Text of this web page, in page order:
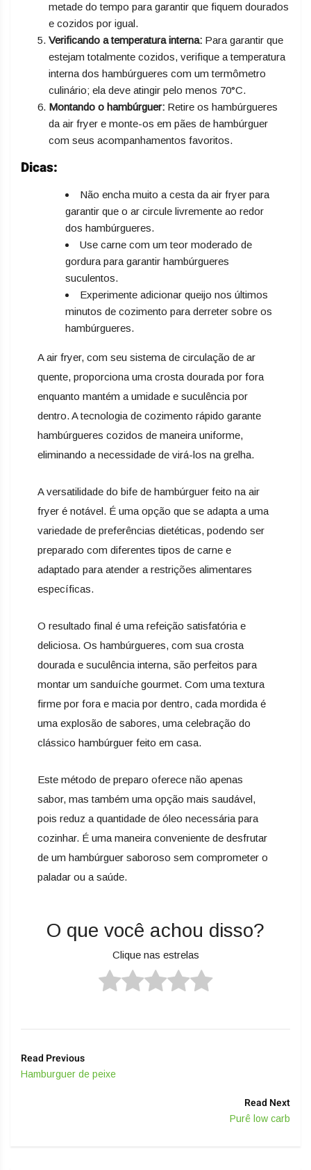
metade do tempo para garantir que fiquem dourados
e cozidos por igual.
Verificando a temperatura interna: Para garantir que
estejam totalmente cozidos, verifique a temperatura
interna dos hambúrgueres com um termômetro
culinário; ela deve atingir pelo menos 70°C.
Montando o hambúrguer: Retire os hambúrgueres
da air fryer e monte-os em pães de hambúrguer
com seus acompanhamentos favoritos.
Dicas:
Não encha muito a cesta da air fryer para
garantir que o ar circule livremente ao redor
dos hambúrgueres.
Use carne com um teor moderado de
gordura para garantir hambúrgueres
suculentos.
Experimente adicionar queijo nos últimos
minutos de cozimento para derreter sobre os
hambúrgueres.
A air fryer, com seu sistema de circulação de ar
quente, proporciona uma crosta dourada por fora
enquanto mantém a umidade e suculência por
dentro. A tecnologia de cozimento rápido garante
hambúrgueres cozidos de maneira uniforme,
eliminando a necessidade de virá-los na grelha.
A versatilidade do bife de hambúrguer feito na air
fryer é notável. É uma opção que se adapta a uma
variedade de preferências dietéticas, podendo ser
preparado com diferentes tipos de carne e
adaptado para atender a restrições alimentares
específicas.
O resultado final é uma refeição satisfatória e
deliciosa. Os hambúrgueres, com sua crosta
dourada e suculência interna, são perfeitos para
montar um sanduíche gourmet. Com uma textura
firme por fora e macia por dentro, cada mordida é
uma explosão de sabores, uma celebração do
clássico hambúrguer feito em casa.
Este método de preparo oferece não apenas
sabor, mas também uma opção mais saudável,
pois reduz a quantidade de óleo necessária para
cozinhar. É uma maneira conveniente de desfrutar
de um hambúrguer saboroso sem comprometer o
paladar ou a saúde.
O que você achou disso?
Clique nas estrelas
Read Previous
Hamburguer de peixe
Read Next
Purê low carb